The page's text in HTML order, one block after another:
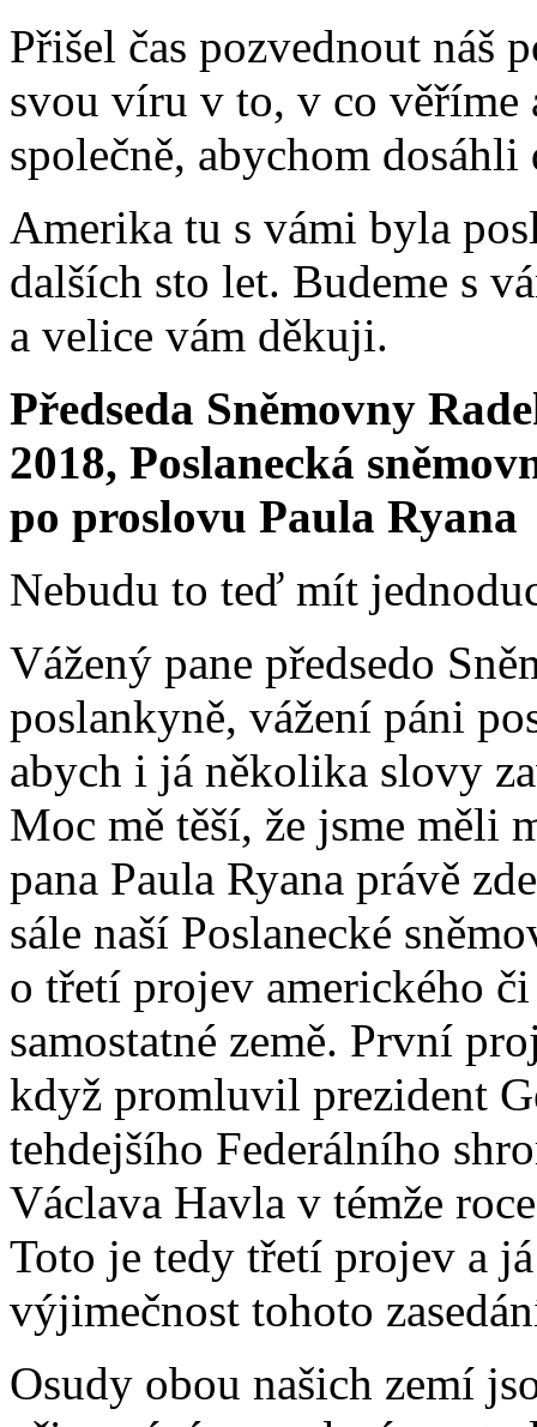
Přišel čas pozvednout náš
svou víru v to, v co věříme
společně, abychom
Amerika tu s vámi byla
dalších sto let. Budeme s
a velice vám děkuji.
Předseda Sněmovny
2018, Poslanecká
po proslovu Paula Ryana
Nebudu to teď mít
Vážený pane předsedo
poslankyně, vážení páni
abych i já několika slovy
Moc mě těší, že jsme měli
pana Paula Ryana právě
sále naší Poslanecké
o třetí projev amerického
samostatné země. První
když promluvil prezident
tehdejšího Federálního
Václava Havla v témže
Toto je tedy třetí projev a
výjimečnost tohoto
Osudy obou našich zemí